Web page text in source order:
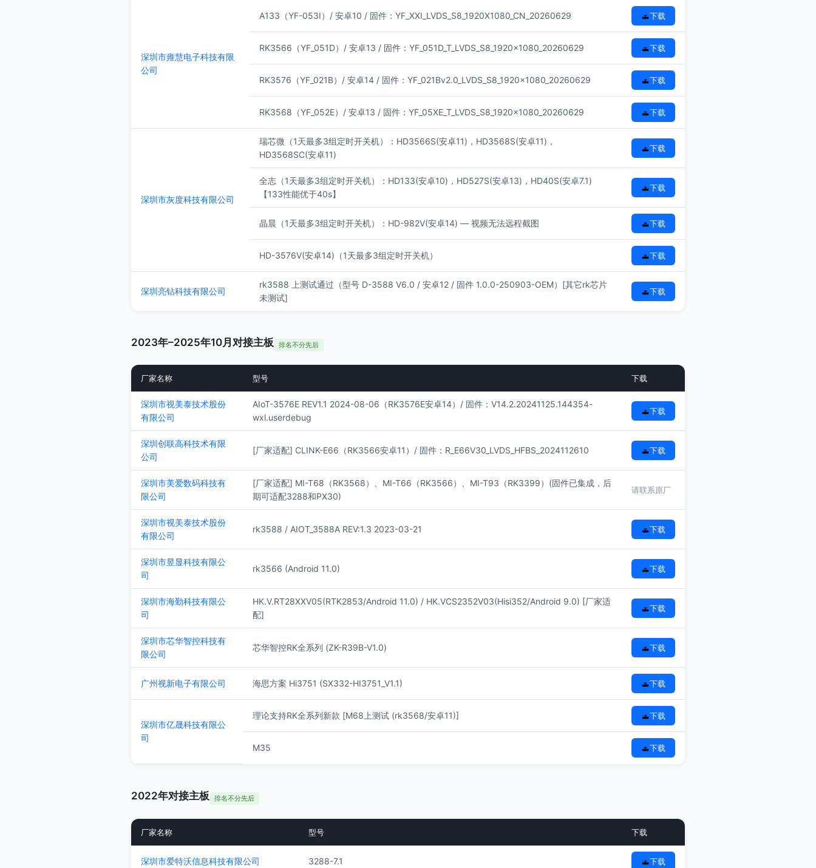
深圳市雍慧电子科技有限
公司
A133（YF-053I）/ 安卓10 / 固件：YF_XXI_LVDS_S8_1920X1080_CN_20260629 下载
RK3566（YF_051D）/ 安卓13 / 固件：YF_051D_T_LVDS_S8_1920x1080_20260629 下载
RK3576（YF_021B）/ 安卓14 / 固件：YF_021Bv2.0_LVDS_S8_1920x1080_20260629 下载
RK3568（YF_052E）/ 安卓13 / 固件：YF_05XE_T_LVDS_S8_1920x1080_20260629 下载
深圳市灰度科技有限公司
瑞芯微（1天最多3组定时开关机）：HD3566S(安卓11)，HD3568S(安卓11)，
HD3568SC(安卓11)
下载
全志（1天最多3组定时开关机）：HD133(安卓10)，HD527S(安卓13)，HD40S(安卓7.1)
【133性能优于40s】
下载
晶晨（1天最多3组定时开关机）：HD-982V(安卓14) — 视频无法远程截图 下载
HD-3576V(安卓14)（1天最多3组定时开关机） 下载
深圳亮钻科技有限公司
rk3588 上测试通过（型号 D-3588 V6.0 / 安卓12 / 固件 1.0.0-250903-OEM）[其它rk芯片
未测试]
下载
2023年–2025年10月对接主板 排名不分先后
厂家名称 型号 下载
深圳市视美泰技术股份
有限公司
AIoT-3576E REV1.1 2024-08-06（RK3576E安卓14）/ 固件：V14.2.20241125.144354-
wxl.userdebug
下载
深圳创联高科技术有限
公司
[厂家适配] CLINK-E66（RK3566安卓11）/ 固件：R_E66V30_LVDS_HFBS_2024112610 下载
深圳市美爱数码科技有
限公司
[厂家适配] MI-T68（RK3568）、MI-T66（RK3566）、MI-T93（RK3399）(固件已集成，后
期可适配3288和PX30)
请联系原厂
深圳市视美泰技术股份
有限公司
rk3588 / AIOT_3588A REV:1.3 2023-03-21 下载
深圳市昱显科技有限公
司
rk3566 (Android 11.0) 下载
深圳市海勤科技有限公
司
HK.V.RT28XXV05(RTK2853/Android 11.0) / HK.VCS2352V03(Hisi352/Android 9.0) [厂家适
配]
下载
深圳市芯华智控科技有
限公司
芯华智控RK全系列 (ZK-R39B-V1.0) 下载
广州视新电子有限公司 海思方案 Hi3751 (SX332-HI3751_V1.1) 下载
深圳市亿晟科技有限公
司
理论支持RK全系列新款 [M68上测试 (rk3568/安卓11)] 下载
M35 下载
2022年对接主板 排名不分先后
厂家名称 型号 下载
深圳市爱特沃信息科技有限公司 3288-7.1 下载